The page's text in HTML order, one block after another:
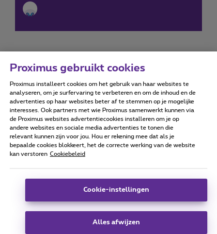
Forumvoorwaarden Accessibility statement
Alle rechten voorbehouden. © Proximus
Algemene voorwaarden, consumenteninfo
Deze website is gecreëerd en wordt beheerd conform het
Koning Albert II-laan 27 - B-1030 Brussel.
Proximus gebruikt cookies
Proximus installeert cookies om het gebruik van haar websites te
analyseren, om je surfervaring te verbeteren en om de inhoud en de
advertenties op haar websites beter af te stemmen op je mogelijke
interesses. Ook partners met wie Proximus samenwerkt kunnen via
de Proximus websites advertentiecookies installeren om je op
andere websites en sociale media advertenties te tonen die
relevant kunnen zijn voor jou. Hou er rekening mee dat als je
bepaalde cookies blokkeert, het de correcte werking van de website
kan verstoren Cookiebeleid
Cookie-instellingen
Alles afwijzen